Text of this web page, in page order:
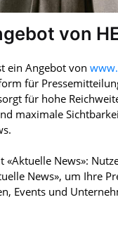
von
ein Angebot von
für
für hohe
maximale
«Aktuelle News»:
News», um Ihre
Events und